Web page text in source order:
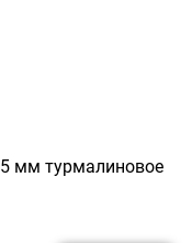
мм турмалиновое